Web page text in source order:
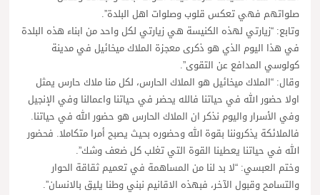
صلواتهم فهي تعكس قلوب وصلوات اهل البلدة”.
وتابع: “زيارتي لهذه الكنيسة هي زيارتي لكل واحد من ابناء هذه البلدة
في هذا اليوم الذي هو ذكرى معجزة الملاك ميخائيل في مدينة
كولوسي المدافع عن التقوى”.
وقال: “الملاك ميخائيل هو الملاك الحارس، لكل منا ملاك حارس يمثل
اولا حضور الله في حياتنا فالله يحضر في حياتنا واعمالنا وفي الإنجيل
وفي الأسرار واليوم نذكر ان الملاك الحارس هو حضور الله في حياتنا.
فالملائكة يذكروننا بقوة الله وحضوره بحيث يصبح أمرا متكاملا. فحضور
الله في حياتنا يعطينا القوة التي تغلب كل ضعف وشك”.
وختم العبسي: “لا بد لنا من المساهمة في تعميم ثقاقة الحوار
والتسامح وقبول الآخر، فبهذه الاقانيم نبني وطنا يليق بالانسان”.